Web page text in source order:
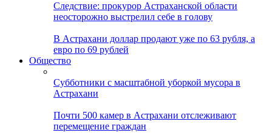
Следствие: прокурор Астраханской области
неосторожно выстрелил себе в голову
В Астрахани доллар продают уже по 63 рубля, а
евро по 69 рублей
Общество
Субботники с масштабной уборкой мусора в
Астрахани
Почти 500 камер в Астрахани отслеживают
перемещение граждан